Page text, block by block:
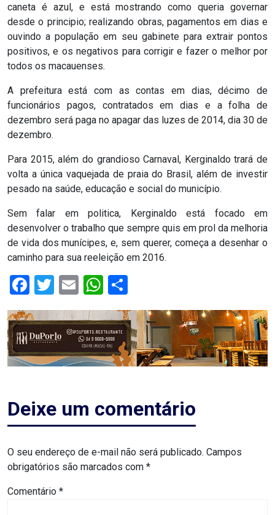
ASSEMBLEIA
E
VOCÊ
ASSEMBLEIA
LEGISLATIVA
DO
RN
ASSEMBLEIA
RN
ASSISTÊNCIA
MÉDICA
BASTIDORES
Blog
BRASIL
CÂMARA
DE
GUAMARÉ
caneta é azul, e está mostrando como queria governar
desde o principio; realizando obras, pagamentos em dias e
ouvindo a população em seu gabinete para extrair pontos
positivos, e os negativos para corrigir e fazer o melhor por
todos os macauenses.
A prefeitura está com as contas em dias, décimo de
funcionários pagos, contratados em dias e a folha de
dezembro será paga no apagar das luzes de 2014, dia 30 de
dezembro.
Para 2015, além do grandioso Carnaval, Kerginaldo trará de
volta a única vaquejada de praia do Brasil, além de investir
pesado na saúde, educação e social do município.
Sem falar em politica, Kerginaldo está focado em
desenvolver o trabalho que sempre quis em prol da melhoria
de vida dos munícipes, e, sem querer, começa a desenhar o
caminho para sua reeleição em 2016.
Facebook
Twitter
EmailWhatsApp
Deixe um comentário
O seu endereço de e-mail não será publicado. Campos
obrigatórios são marcados com *
Comentário *